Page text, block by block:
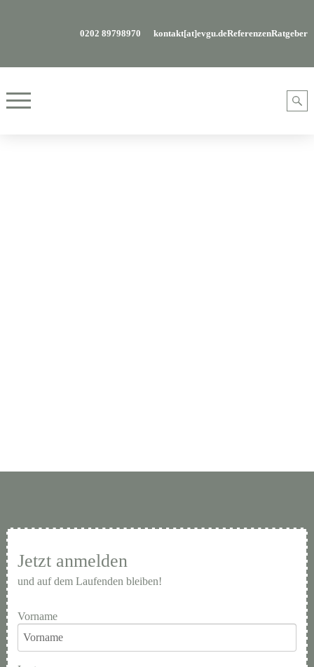
0202 89798970 kontakt[at]evgu.deReferenzenRatgeber
Jetzt anmelden
und auf dem Laufenden bleiben!
Vorname